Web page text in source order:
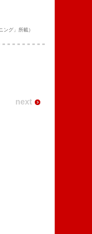
グ」所載）
next